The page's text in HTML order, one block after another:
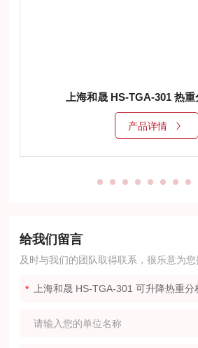
上海和晟 HS-TGA-301 热
产品详情
给我们留言
及时与我们的团队取得联系，很乐意为您